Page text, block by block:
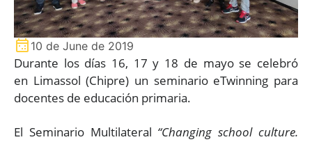
10 de June de 2019
Durante los días 16, 17 y 18 de mayo se celebró
en Limassol (Chipre) un seminario eTwinning para
docentes de educación primaria.
El Seminario Multilateral “Changing school culture.